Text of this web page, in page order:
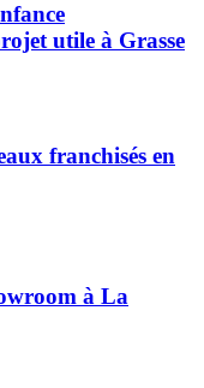
utile à Grasse
franchisés en
à La